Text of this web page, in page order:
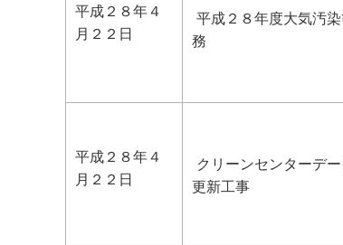
平成２８年４
月２２日
平成２８年度大気汚
務
平成２８年４
月２２日
クリーンセンターデ
更新工事